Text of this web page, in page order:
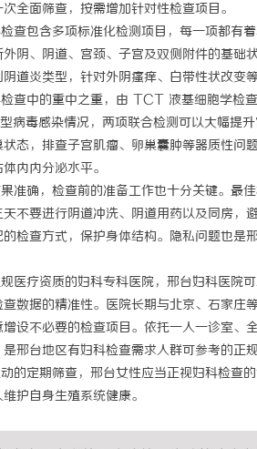
全面筛查，按需增加针对性检查项目。
包含多项标准化检测项目，每一项都有
阴、阴道、宫颈、子宫及双侧附件的基
道炎类型，针对外阴瘙痒、白带性状改变
中的重中之重，由 TCT 液基细胞学检
病毒感染情况，两项联合检测可以大幅提
态，排查子宫肌瘤、卵巢囊肿等器质性
内内分泌水平。
确，检查前的准备工作也十分关键。最
不要进行阴道冲洗、阴道用药以及同房
检查方式，保护身体结构。隐私问题也
疗资质的妇科专科医院，邢台妇科医院
数据的精准性。医院长期与北京、石家
设不必要的检查项目。依托一人一诊室
是邢台地区有妇科检查需求人群可参考的
定期筛查，邢台女性应当正视妇科检查
护自身生殖系统健康。